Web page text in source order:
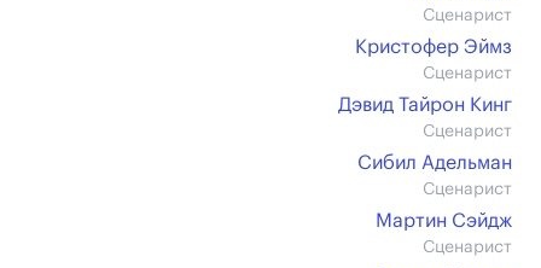
Сценарист
Кристофер Эймз
Сценарист
Дэвид Тайрон Кинг
Сценарист
Сибил Адельман
Сценарист
Мартин Сэйдж
Сценарист